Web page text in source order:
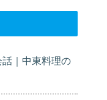
｜中東料理の